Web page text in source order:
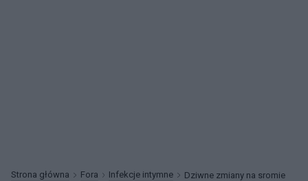
Strona główna Fora Infekcje intymne Dziwne zmiany na sromie